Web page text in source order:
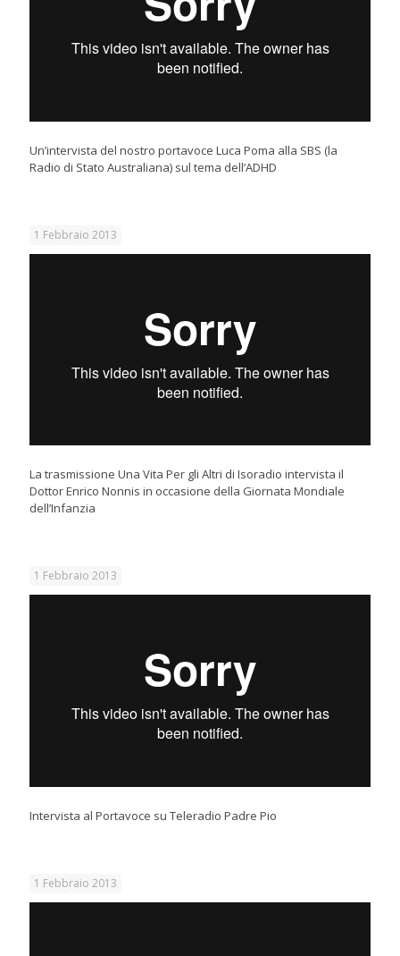
Un’intervista del nostro portavoce Luca Poma alla SBS (la
Radio di Stato Australiana) sul tema dell’ADHD
1 Febbraio 2013
La trasmissione Una Vita Per gli Altri di Isoradio intervista il
Dottor Enrico Nonnis in occasione della Giornata Mondiale
dell’Infanzia
1 Febbraio 2013
Intervista al Portavoce su Teleradio Padre Pio
1 Febbraio 2013